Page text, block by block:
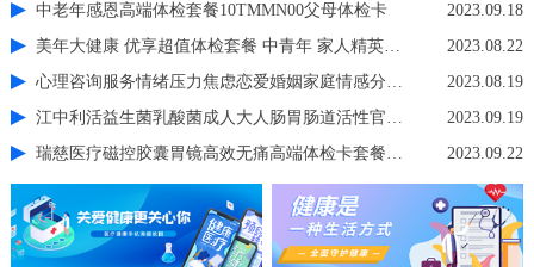
中老年感恩高端体检套餐10TMMN00父母体检卡
2023.09.18
美年大健康 优享超值体检套餐 中青年 家人精英白领
2023.08.22
心理咨询服务情绪压力焦虑恋爱婚姻家庭情感分析亲子教育职场
2023.08.19
江中利活益生菌乳酸菌成人大人肠胃肠道活性官方店非调理冻干粉
2023.09.19
瑞慈医疗磁控胶囊胃镜高效无痛高端体检卡套餐中青老年男女士通用
2023.09.22